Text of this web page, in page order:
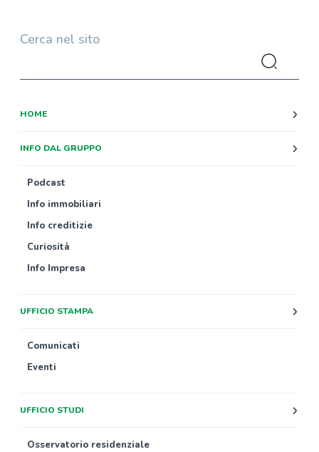
Cerca nel sito
HOME
INFO DAL GRUPPO
Podcast
Info immobiliari
Info creditizie
Curiosità
Info Impresa
UFFICIO STAMPA
Comunicati
Eventi
UFFICIO STUDI
Osservatorio residenziale